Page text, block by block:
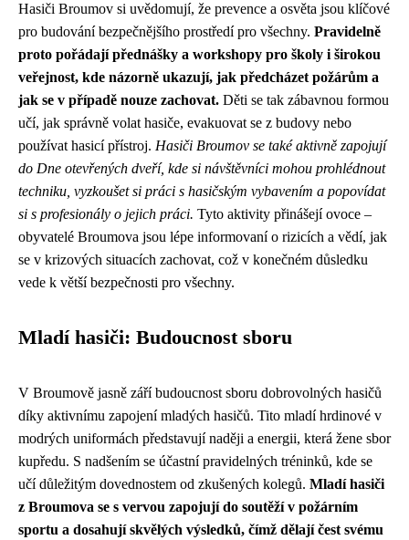
Hasiči Broumov si uvědomují, že prevence a osvěta jsou klíčové
pro budování bezpečnějšího prostředí pro všechny. Pravidelně
proto pořádají přednášky a workshopy pro školy i širokou
veřejnost, kde názorně ukazují, jak předcházet požárům a
jak se v případě nouze zachovat. Děti se tak zábavnou formou
učí, jak správně volat hasiče, evakuovat se z budovy nebo
používat hasicí přístroj. Hasiči Broumov se také aktivně zapojují
do Dne otevřených dveří, kde si návštěvníci mohou prohlédnout
techniku, vyzkoušet si práci s hasičským vybavením a popovídat
si s profesionály o jejich práci. Tyto aktivity přinášejí ovoce –
obyvatelé Broumova jsou lépe informovaní o rizicích a vědí, jak
se v krizových situacích zachovat, což v konečném důsledku
vede k větší bezpečnosti pro všechny.
Mladí hasiči: Budoucnost sboru
V Broumově jasně září budoucnost sboru dobrovolných hasičů
díky aktivnímu zapojení mladých hasičů. Tito mladí hrdinové v
modrých uniformách představují naději a energii, která žene sbor
kupředu. S nadšením se účastní pravidelných tréninků, kde se
učí důležitým dovednostem od zkušených kolegů. Mladí hasiči
z Broumova se s vervou zapojují do soutěží v požárním
sportu a dosahují skvělých výsledků, čímž dělají čest svému